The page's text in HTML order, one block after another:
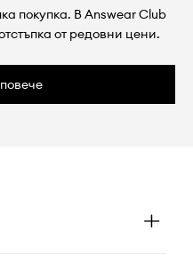
покупка. В Answear Club
от редовни цени.